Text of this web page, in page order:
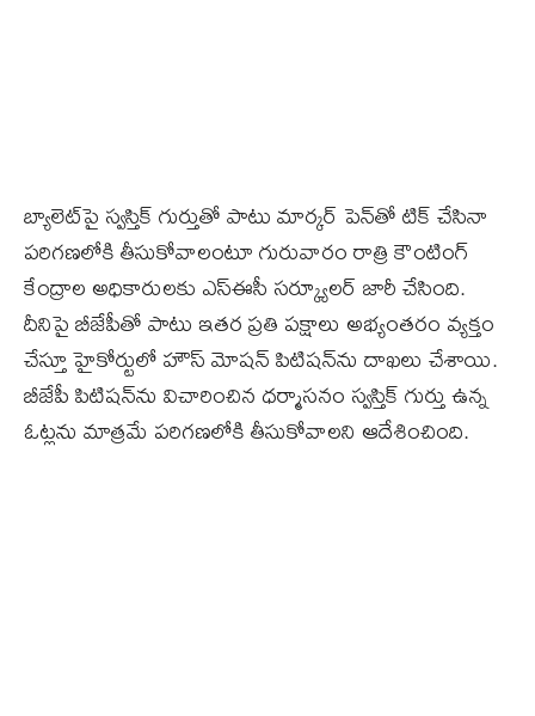
బ్యాలెట్‌పై స్వస్తిక్‌ గుర్తుతో పాటు మార్కర్ పెన్‌తో టిక్ చేసినా
పరిగణలోకి తీసుకోవాలంటూ గురువారం రాత్రి కౌంటింగ్
కేంద్రాల అధికారులకు ఎస్‌ఈసీ సర్క్యూలర్ జారీ చేసింది.
దీనిపై బీజేపీతో పాటు ఇతర ప్రతి పక్షాలు అభ్యంతరం వ్యక్తం
చేస్తూ హైకోర్టులో హౌస్ మోషన్ పిటిషన్‌ను దాఖలు చేశాయి.
బీజేపీ పిటిషన్‌ను విచారించిన ధర్మాసనం స్వస్తిక్ గుర్తు ఉన్న
ఓట్లను మాత్రమే పరిగణలోకి తీసుకోవాలని ఆదేశించింది.